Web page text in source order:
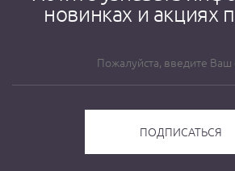
новинках и акциях